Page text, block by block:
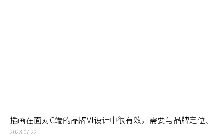
插画在面对C端的品牌VI设计中很有效，需要与品牌定位、
品牌战略有更紧密的关联才能真正打动消费者
2023.07.22